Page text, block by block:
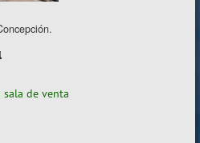
Frecuentes
productos
en la sala de ventas
de venta